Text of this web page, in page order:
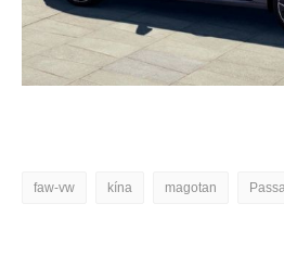
faw-vw kína magotan